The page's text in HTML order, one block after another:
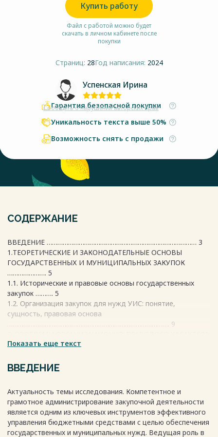
Купить работу
Файл с работой можно будет
скачать в личном кабинете после
покупки
Страниц: 28Год написания: 2024
Успенская Ирина
Сообщить о нарушении авторских прав
Гарантия безопасной покупки
Уникальность текста выше 50%
Возможность снять с продажи
СОДЕРЖАНИЕ
ВВЕДЕНИЕ ………………………………………………………………………… 3
1.ТЕОРЕТИЧЕСКИЕ И ЗАКОНОДАТЕЛЬНЫЕ ОСНОВЫ
ГОСУДАРСТВЕННЫХ И МУНИЦИПАЛЬНЫХ ЗАКУПОК
…………………. 5
1.1. Исторические и правовые основы государственных
закупок ………. 5
1.2. Организация закупок для нужд УИС: понятие,
сущность, правовая основа
………………………………………………………………………………. 9
ПРИ ОСУЩЕСТВЛЕНИИ ГОСУДАРСТВЕННЫХ ЗАКУПОК ДЛЯ
………………………………………….….. 13
2.1. Проблемные вопросы закупочной деятельности в
…………………………………...………… 13
2.2. Риски, возникающие при осуществлении закупок для
нужд УИС ... 17
3. РАЗРАБОТКА МЕРОПРИЯТИЙ ПО
Показать еще текст
ВВЕДЕНИЕ
Актуальность темы исследования. Компетентное и
грамотное администрирование закупочной деятельности
является одним из ключевых инструментов эффективного
управления бюджетными средствами с целью обеспечения
государственных и муниципальных нужд. Ведущая роль в